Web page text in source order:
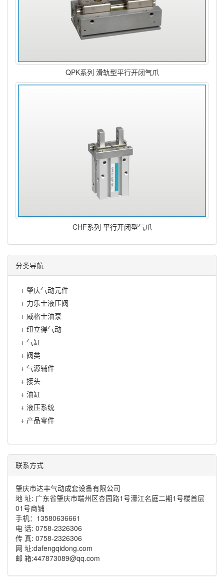
QPK系列 滑轨型平行开闭气爪
CHF系列 平行开闭型气爪
分类导航
+ 肇庆气动元件
+ 力乐士液压阀
+ 威格士油泵
+ 纽立得气动
+ 气缸
+ 阀类
+ 气源辅件
+ 接头
+ 油缸
+ 液压系统
+ 产品零件
联系方式
肇庆市达丰气动成套设备有限公司
地 址: 广东省肇庆市端州区杏园路1号濠江名庭二期1号楼首层
01号商铺
手机：13580636661
电 话: 0758-2326306
传 真: 0758-2326306
网 址:dafengqidong.com
邮 箱:447873089@qq.com